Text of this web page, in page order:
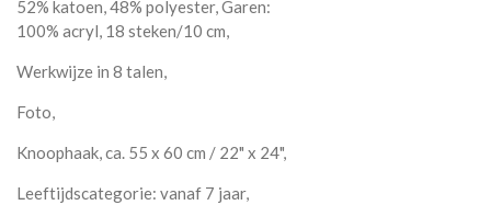
52% katoen, 48% polyester, Garen:
100% acryl, 18 steken/10 cm,
Werkwijze in 8 talen,
Foto,
Knoophaak, ca. 55 x 60 cm / 22" x 24",
Leeftijdscategorie: vanaf 7 jaar,